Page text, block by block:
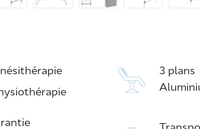
3 plans